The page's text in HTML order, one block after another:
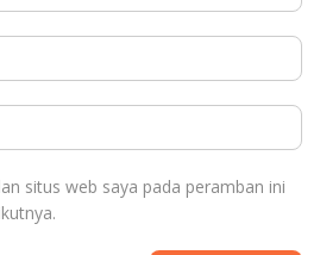
situs web saya pada peramban ini